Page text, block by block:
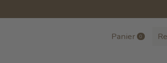
Panier 0items